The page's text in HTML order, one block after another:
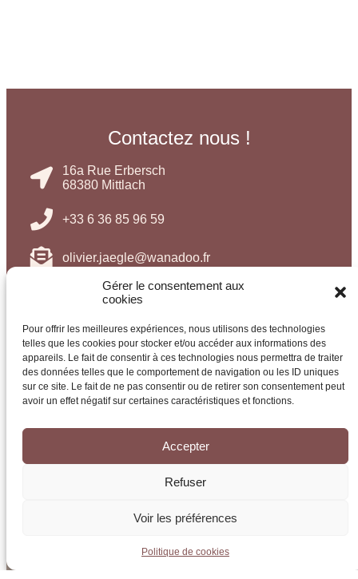
Gérer le consentement aux
cookies
Pour offrir les meilleures expériences, nous utilisons des technologies
telles que les cookies pour stocker et/ou accéder aux informations des
appareils. Le fait de consentir à ces technologies nous permettra de traiter
des données telles que le comportement de navigation ou les ID uniques
sur ce site. Le fait de ne pas consentir ou de retirer son consentement peut
avoir un effet négatif sur certaines caractéristiques et fonctions.
Accepter
Refuser
Voir les préférences
Politique de cookies
Contactez nous !
16a Rue Erbersch
68380 Mittlach
+33 6 36 85 96 59
olivier.jaegle@wanadoo.fr
Gîte situé à Mittlach dans le Haut-Rhin en Alsace et à
proximité deColmar. Le lieu est calme et idéal pour les
massif Vosgiens et ses alentours.